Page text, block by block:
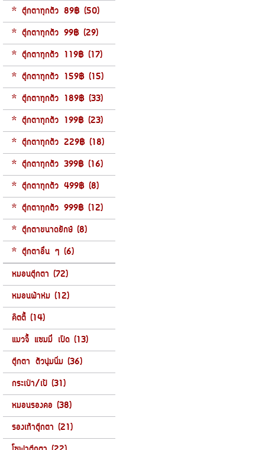
* ตุ๊กตาทุกตัว 89฿ (50)
* ตุ๊กตาทุกตัว 99฿ (29)
* ตุ๊กตาทุกตัว 119฿ (17)
* ตุ๊กตาทุกตัว 159฿ (15)
* ตุ๊กตาทุกตัว 189฿ (33)
* ตุ๊กตาทุกตัว 199฿ (23)
* ตุ๊กตาทุกตัว 229฿ (18)
* ตุ๊กตาทุกตัว 399฿ (16)
* ตุ๊กตาทุกตัว 499฿ (8)
* ตุ๊กตาทุกตัว 999฿ (12)
* ตุ๊กตาขนาดยักษ์ (8)
* ตุ๊กตาอื่น ๆ (6)
หมอนตุ๊กตา (72)
หมอนผ้าห่ม (12)
คิตตี้ (14)
แมวจี้ แซมมี่ เป็ด (13)
ตุ๊กตา ตัวนุ่มนิ่ม (36)
กระเป๋า/เป้ (31)
หมอนรองคอ (38)
รองเท้าตุ๊กตา (21)